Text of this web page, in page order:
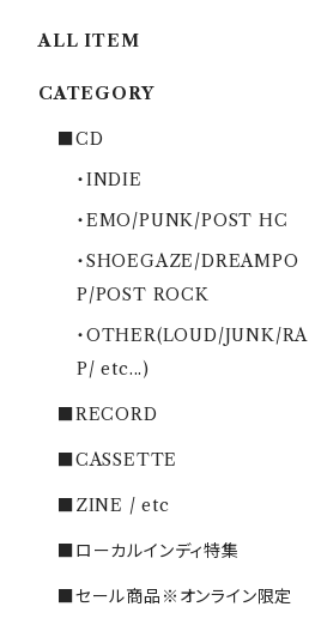
ALL ITEM
CATEGORY
■CD
・INDIE
・EMO/PUNK/POST HC
・SHOEGAZE/DREAMPO
P/POST ROCK
・OTHER(LOUD/JUNK/RA
P/ etc...)
■RECORD
■CASSETTE
■ZINE / etc
■ローカルインディ特集
■セール商品※オンライン限定